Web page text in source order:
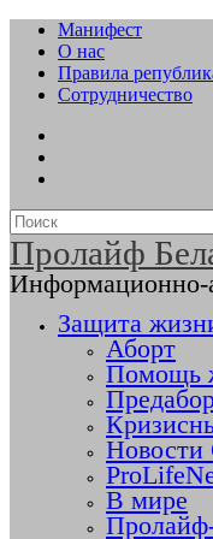
Манифест
О нас
Правила
Сотрудничество
Пролайф
Информационно-
Защита
Аборт
Помощь
Новости
В мире